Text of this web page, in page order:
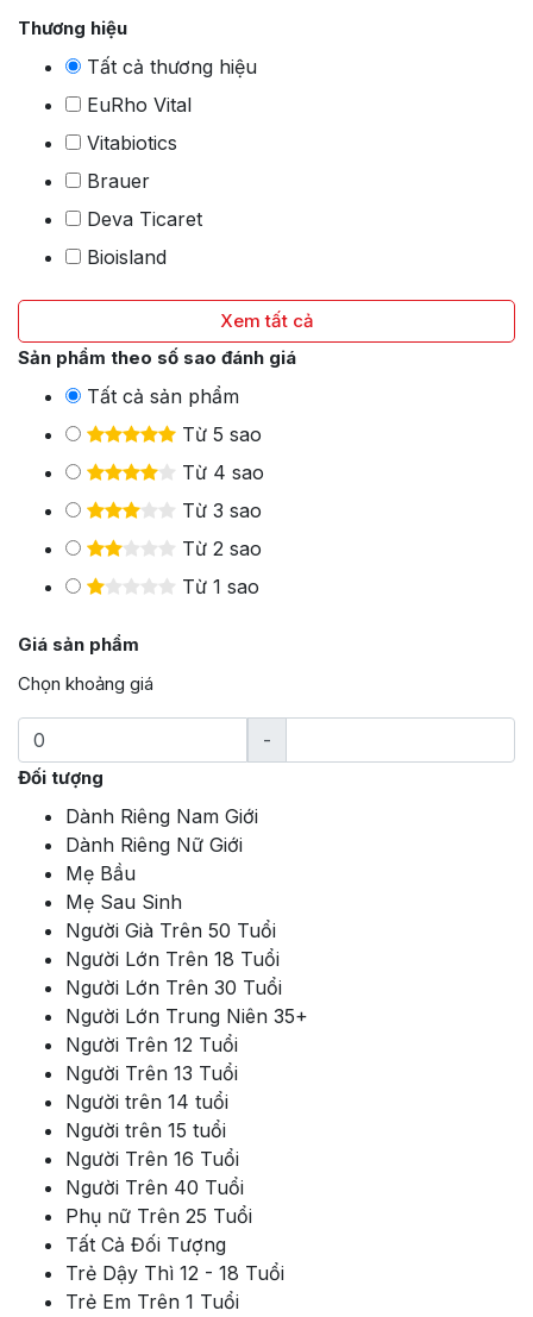
Thương hiệu
Tất cả thương hiệu
EuRho Vital
Vitabiotics
Brauer
Deva Ticaret
Bioisland
Xem tất cả
Sản phẩm theo số sao đánh giá
Tất cả sản phẩm
Từ 5 sao
Từ 4 sao
Từ 3 sao
Từ 2 sao
Từ 1 sao
Giá sản phẩm
Chọn khoảng giá
-
Đối tượng
Dành Riêng Nam Giới
Dành Riêng Nữ Giới
Mẹ Bầu
Mẹ Sau Sinh
Người Già Trên 50 Tuổi
Người Lớn Trên 18 Tuổi
Người Lớn Trên 30 Tuổi
Người Lớn Trung Niên 35+
Người Trên 12 Tuổi
Người Trên 13 Tuổi
Người trên 14 tuổi
Người trên 15 tuổi
Người Trên 16 Tuổi
Người Trên 40 Tuổi
Phụ nữ Trên 25 Tuổi
Tất Cả Đối Tượng
Trẻ Dậy Thì 12 - 18 Tuổi
Trẻ Em Trên 1 Tuổi